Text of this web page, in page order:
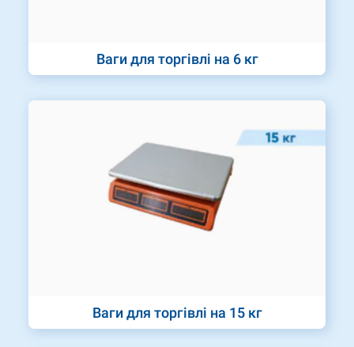
Ваги для торгівлі на 6 кг
Ваги для торгівлі на 15 кг